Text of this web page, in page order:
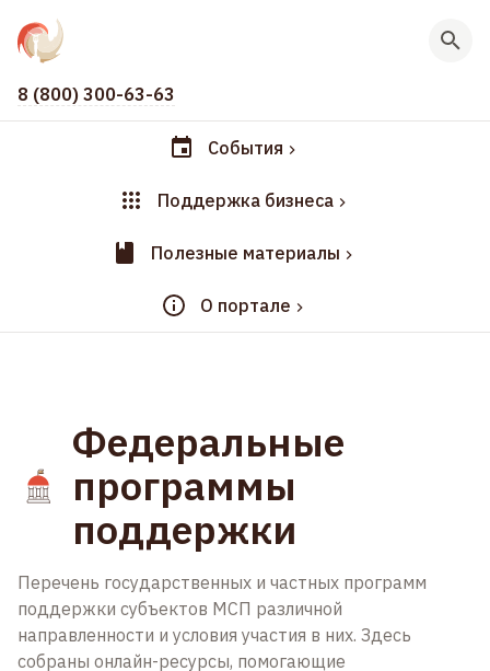
8 (800) 300-63-63
События
Поддержка бизнеса
Полезные материалы
О портале
Федеральные
программы
поддержки
Перечень государственных и частных программ
поддержки субъектов МСП различной
направленности и условия участия в них. Здесь
собраны онлайн-ресурсы, помогающие